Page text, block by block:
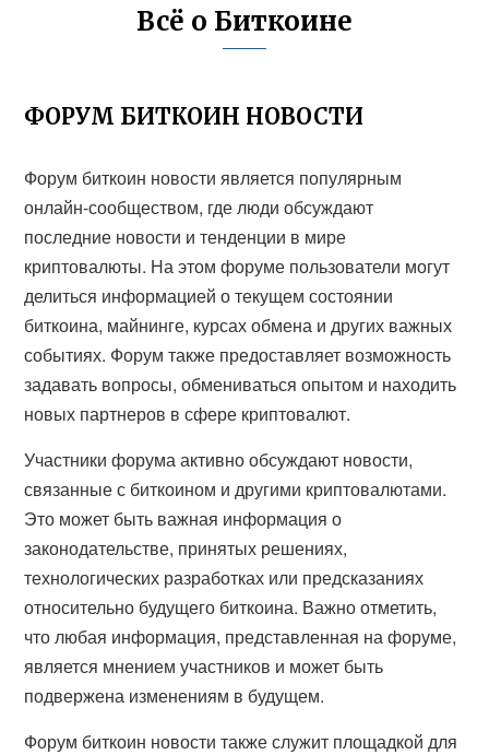
Всё о Биткоине
ФОРУМ БИТКОИН НОВОСТИ
Форум биткоин новости является популярным
онлайн-сообществом, где люди обсуждают
последние новости и тенденции в мире
криптовалюты. На этом форуме пользователи могут
делиться информацией о текущем состоянии
биткоина, майнинге, курсах обмена и других важных
событиях. Форум также предоставляет возможность
задавать вопросы, обмениваться опытом и находить
новых партнеров в сфере криптовалют.
Участники форума активно обсуждают новости,
связанные с биткоином и другими криптовалютами.
Это может быть важная информация о
законодательстве, принятых решениях,
технологических разработках или предсказаниях
относительно будущего биткоина. Важно отметить,
что любая информация, представленная на форуме,
является мнением участников и может быть
подвержена изменениям в будущем.
Форум биткоин новости также служит площадкой для